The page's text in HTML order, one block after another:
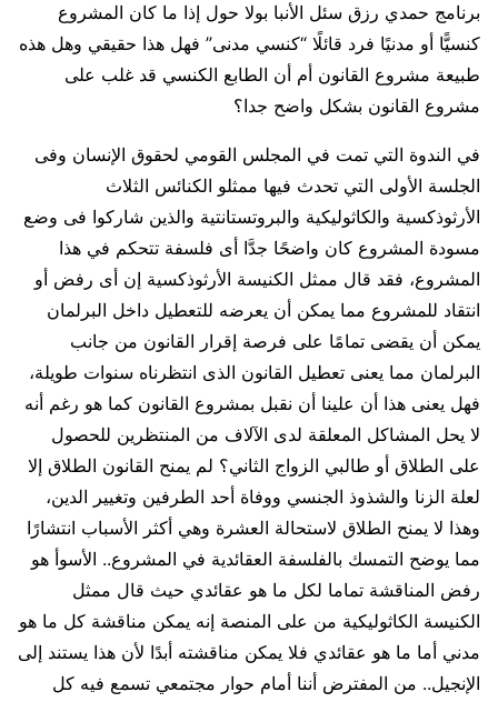
برنامج حمدي رزق سئل الأنبا بولا حول إذا ما كان المشروع
كنسيًّا أو مدنيًا فرد قائلًا “كنسي مدنى” فهل هذا حقيقي وهل هذه
طبيعة مشروع القانون أم أن الطابع الكنسي قد غلب على
مشروع القانون بشكل واضح جدا؟
في الندوة التي تمت في المجلس القومي لحقوق الإنسان وفى
الجلسة الأولى التي تحدث فيها ممثلو الكنائس الثلاث
الأرثوذكسية والكاثوليكية والبروتستانتية والذين شاركوا فى وضع
مسودة المشروع كان واضحًا جدَّا أى فلسفة تتحكم في هذا
المشروع، فقد قال ممثل الكنيسة الأرثوذكسية إن أى رفض أو
انتقاد للمشروع مما يمكن أن يعرضه للتعطيل داخل البرلمان
يمكن أن يقضى تمامًا على فرصة إقرار القانون من جانب
البرلمان مما يعنى تعطيل القانون الذى انتظرناه سنوات طويلة،
فهل يعنى هذا أن علينا أن نقبل بمشروع القانون كما هو رغم أنه
لا يحل المشاكل المعلقة لدى الآلاف من المنتظرين للحصول
على الطلاق أو طالبي الزواج الثاني؟ لم يمنح القانون الطلاق إلا
لعلة الزنا والشذوذ الجنسي ووفاة أحد الطرفين وتغيير الدين،
وهذا لا يمنح الطلاق لاستحالة العشرة وهي أكثر الأسباب انتشارًا
مما يوضح التمسك بالفلسفة العقائدية في المشروع.. الأسوأ هو
رفض المناقشة تماما لكل ما هو عقائدي حيث قال ممثل
الكنيسة الكاثوليكية من على المنصة إنه يمكن مناقشة كل ما هو
مدني أما ما هو عقائدي فلا يمكن مناقشته أبدًا لأن هذا يستند إلى
الإنجيل.. من المفترض أننا أمام حوار مجتمعي تسمع فيه كل